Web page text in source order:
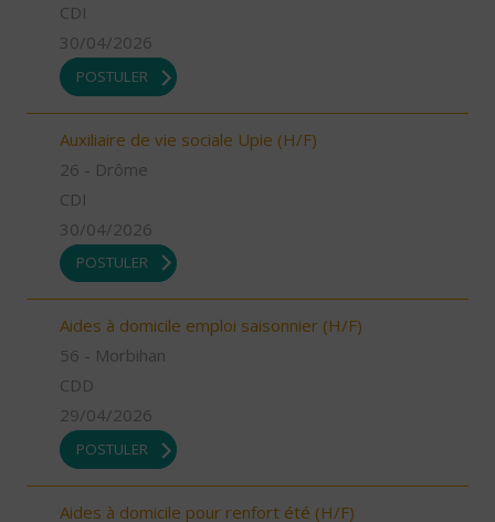
CDI
30/04/2026
POSTULER
Auxiliaire de vie sociale Upie (H/F)
26 - Drôme
CDI
30/04/2026
POSTULER
Aides à domicile emploi saisonnier (H/F)
56 - Morbihan
CDD
29/04/2026
POSTULER
Aides à domicile pour renfort été (H/F)